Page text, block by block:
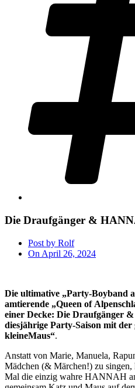
Die Draufgänger &
Post by Rolf
On April 26, 2024
Die ultimative „Party-Boyband
amtierende „Queen of
einer Decke: Die Draufgänger
diesjährige Party-Saison mit der
kleineMaus“.
Anstatt von Marie, Manuela,
Mädchen (& Märchen!) zu singen,
Mal die einzig wahre HANNAH